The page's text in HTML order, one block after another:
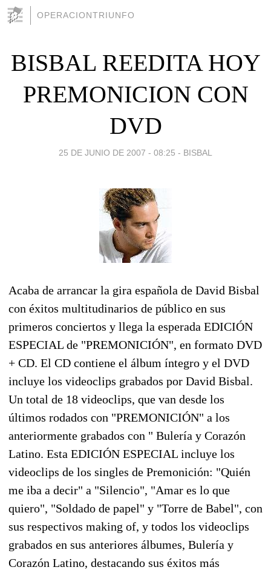
OPERACIONTRIUNFO
BISBAL REEDITA HOY
PREMONICION CON
DVD
25 DE JUNIO DE 2007 - 08:25 - BISBAL
Acaba de arrancar la gira española de David Bisbal
con éxitos multitudinarios de público en sus
primeros conciertos y llega la esperada EDICIÓN
ESPECIAL de "PREMONICIÓN", en formato DVD
+ CD. El CD contiene el álbum íntegro y el DVD
incluye los videoclips grabados por David Bisbal.
Un total de 18 videoclips, que van desde los
últimos rodados con "PREMONICIÓN" a los
anteriormente grabados con " Bulería y Corazón
Latino. Esta EDICIÓN ESPECIAL incluye los
videoclips de los singles de Premonición: "Quién
me iba a decir" a "Silencio", "Amar es lo que
quiero", "Soldado de papel" y "Torre de Babel", con
sus respectivos making of, y todos los videoclips
grabados en sus anteriores álbumes, Bulería y
Corazón Latino, destacando sus éxitos más